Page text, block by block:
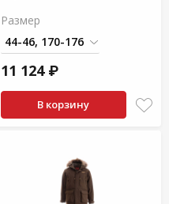
Размер
11 124 ₽
В корзину